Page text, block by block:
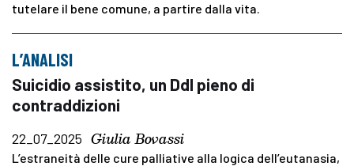
tutelare il bene comune, a partire dalla vita.
L’ANALISI
Suicidio assistito, un Ddl pieno di
contraddizioni
22_07_2025 Giulia Bovassi
L’estraneità delle cure palliative alla logica dell’eutanasia,